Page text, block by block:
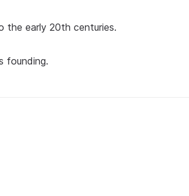
the early 20th centuries.
founding.